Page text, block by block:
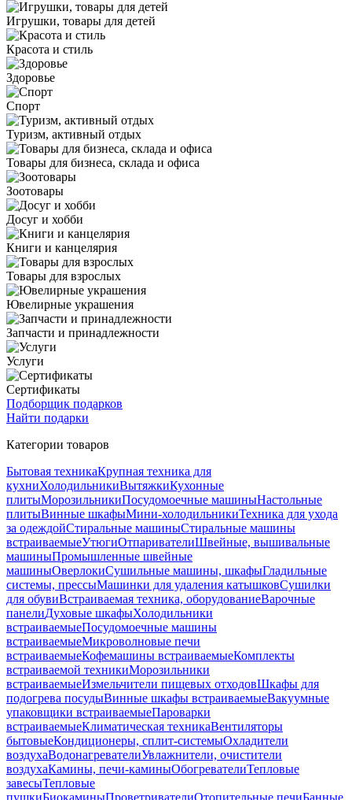
Игрушки, товары для детей
Красота и стиль
Здоровье
Спорт
Туризм, активный отдых
Товары для бизнеса, склада и офиса
Зоотовары
Досуг и хобби
Книги и канцелярия
Товары для взрослых
Ювелирные украшения
Запчасти и принадлежности
Услуги
Сертификаты
Подборщик подарков
Найти подарки
Категории товаров
Бытовая техникаКрупная техника для
кухниХолодильникиВытяжкиКухонные
плитыМорозильникиПосудомоечные машиныНастольные
плитыВинные шкафыМини-холодильникиТехника для ухода
за одеждойСтиральные машиныСтиральные машины
встраиваемыеУтюгиОтпаривателиШвейные, вышивальные
машиныПромышленные швейные
машиныОверлокиСушильные машины, шкафыГладильные
системы, прессыМашинки для удаления катышковСушилки
для обувиВстраиваемая техника, оборудованиеВарочные
панелиДуховые шкафыХолодильники
встраиваемыеПосудомоечные машины
встраиваемыеМикроволновые печи
встраиваемыеКофемашины встраиваемыеКомплекты
встраиваемой техникиМорозильники
встраиваемыеИзмельчители пищевых отходовШкафы для
подогрева посудыВинные шкафы встраиваемыеВакуумные
упаковщики встраиваемыеПароварки
встраиваемыеКлиматическая техникаВентиляторы
бытовыеКондиционеры, сплит-системыОхладители
воздухаВодонагревателиУвлажнители, очистители
воздухаКамины, печи-каминыОбогревателиТепловые
завесыТепловые
пушкиБиокаминыПроветривателиОтопительные печиБанные